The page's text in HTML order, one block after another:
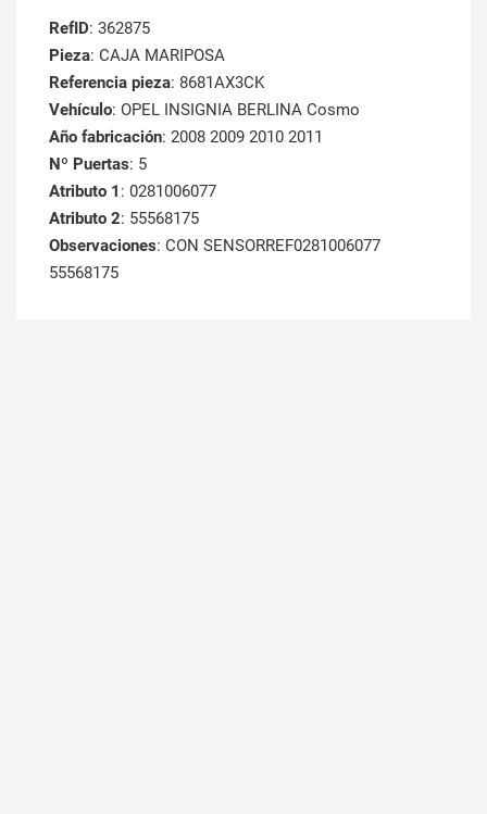
RefID: 362875
Pieza: CAJA MARIPOSA
Referencia pieza: 8681AX3CK
Vehículo: OPEL INSIGNIA BERLINA Cosmo
Año fabricación: 2008 2009 2010 2011
Nº Puertas: 5
Atributo 1 : 0281006077
Atributo 2: 55568175
Observaciones: CON SENSORREF0281006077
55568175